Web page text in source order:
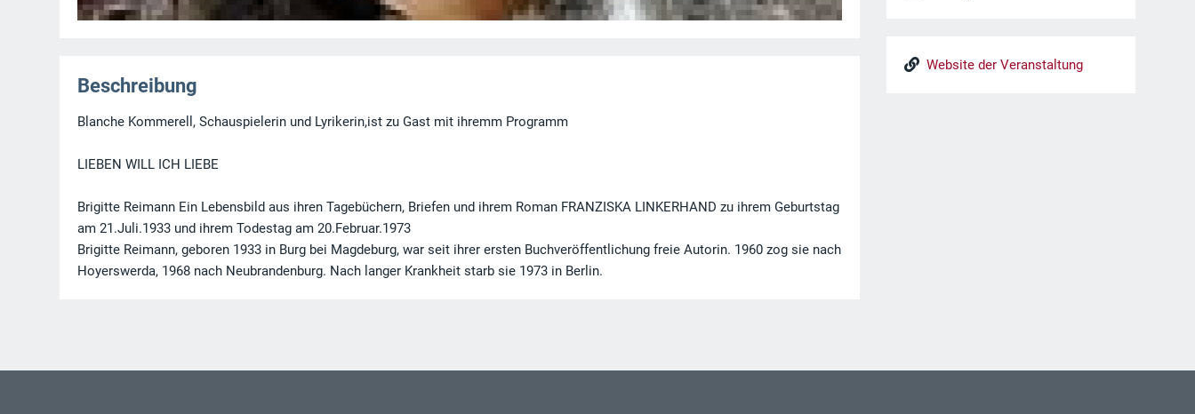
Beschreibung
Blanche Kommerell, Schauspielerin und Lyrikerin,ist zu Gast mit ihremm Programm
LIEBEN WILL ICH LIEBE
Brigitte Reimann Ein Lebensbild aus ihren Tagebüchern, Briefen und ihrem Roman FRANZISKA LINKERHAND zu ihrem Geburtstag
am 21.Juli.1933 und ihrem Todestag am 20.Februar.1973
Brigitte Reimann, geboren 1933 in Burg bei Magdeburg, war seit ihrer ersten Buchveröffentlichung freie Autorin. 1960 zog sie nach
Hoyerswerda, 1968 nach Neubrandenburg. Nach langer Krankheit starb sie 1973 in Berlin.
Website der Veranstaltung